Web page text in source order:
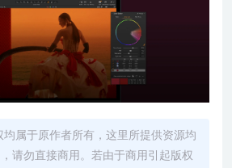
属于原作者所有，这里所提供资源均
请勿直接商用。若由于商用引起版权